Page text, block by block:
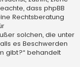
dass phpBB
Rechtsberatung
solchen, die unter
es Beschwerden
gibt?“ behandelt